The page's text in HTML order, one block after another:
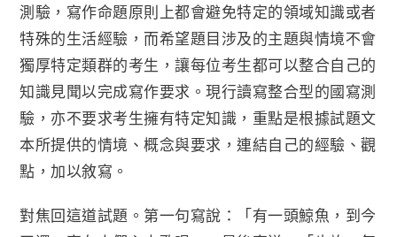
測驗，寫作命題原則上都會避免特定的領域知識或者
特殊的生活經驗，而希望題目涉及的主題與情境不會
獨厚特定類群的考生，讓每位考生都可以整合自己的
知識見聞以完成寫作要求。現行讀寫整合型的國寫測
驗，亦不要求考生擁有特定知識，重點是根據試題文
本所提供的情境、概念與要求，連結自己的經驗、觀
點，加以敘寫。
對焦回這道試題。第一句寫說：「有一頭鯨魚，到今